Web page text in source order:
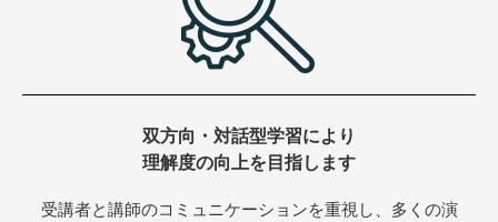
双方向・対話型学習により
理解度の向上を目指します
受講者と講師のコミュニケーションを重視し、多くの演